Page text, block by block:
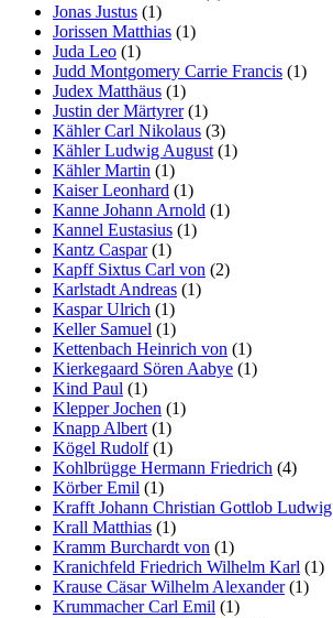
Jonas Justus (1)
Jorissen Matthias (1)
Juda Leo (1)
Judd Montgomery Carrie Francis (1)
Judex Matthäus (1)
Justin der Märtyrer(1)
Kähler Carl Nikolaus (3)
Kähler Ludwig August (1)
Kähler Martin (1)
Kaiser Leonhard (1)
Kanne Johann Arnold (1)
Kannel Eustasius (1)
Kantz Caspar(1)
Kapff Sixtus Carl von (2)
Karlstadt Andreas (1)
Kaspar Ulrich (1)
Keller Samuel (1)
Kettenbach Heinrich von (1)
Kierkegaard Sören Aabye (1)
Kind Paul (1)
Klepper Jochen (1)
Knapp Albert (1)
Kögel Rudolf(1)
Kohlbrügge Hermann Friedrich (4)
Körber Emil (1)
Krafft Johann Christian Gottlob Ludwig
Krall Matthias (1)
Kramm Burchardt von (1)
Kranichfeld Friedrich Wilhelm Karl (1)
Krause Cäsar Wilhelm Alexander(1)
Krummacher Carl Emil (1)